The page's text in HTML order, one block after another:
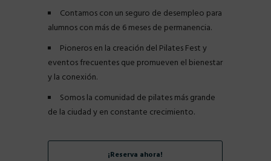
Contamos con un seguro de desempleo para
alumnos con más de 6 meses de permanencia.
Pioneros en la creación del Pilates Fest y
eventos frecuentes que promueven el bienestar
y la conexión.
Somos la comunidad de pilates más grande
de la ciudad y en constante crecimiento.
¡Reserva ahora!